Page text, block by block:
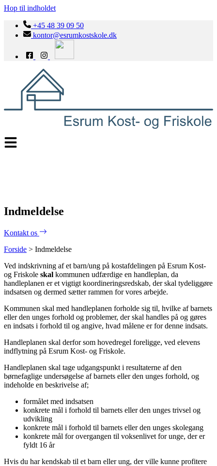
Hop til indholdet
+45 48 39 09 50
kontor@esrumkostskole.dk
Indmeldelse
Kontakt os
Forside > Indmeldelse
Ved indskrivning af et barn/ung på kostafdelingen på Esrum Kost-
og Friskole skal kommunen udfærdige en handleplan, da
handleplanen er et vigtigt koordineringsredskab, der skal tydeliggøre
indsatsen og dermed sætter rammen for vores arbejde.
Kommunen skal med handleplanen forholde sig til, hvilke af barnets
eller den unges forhold og problemer, der skal handles på og gøres
en indsats i forhold til og angive, hvad målene er for denne indsats.
Handleplanen skal derfor som hovedregel foreligge, ved elevens
indflytning på Esrum Kost- og Friskole.
Handleplanen skal tage udgangspunkt i resultaterne af den
børnefaglige undersøgelse af barnets eller den unges forhold, og
indeholde en beskrivelse af;
formålet med indsatsen
konkrete mål i forhold til barnets eller den unges trivsel og
udvikling
konkrete mål i forhold til barnets eller den unges skolegang
konkrete mål for overgangen til voksenlivet for unge, der er
fyldt 16 år
Hvis du har kendskab til et barn eller ung, der ville kunne profitere